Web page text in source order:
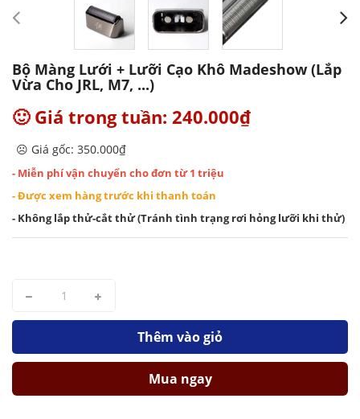
Bộ Màng Lưới + Lưỡi Cạo Khô Madeshow (Lắp
Vừa Cho JRL, M7, ...)
🙂 Giá trong tuần: 240.000₫
☹️ Giá gốc: 350.000₫
- Miễn phí vận chuyển cho đơn từ 1 triệu
- Được xem hàng trước khi thanh toán
- Không lắp thử-cắt thử (Tránh tình trạng rơi hỏng lưỡi khi thử)
Thêm vào giỏ
Mua ngay